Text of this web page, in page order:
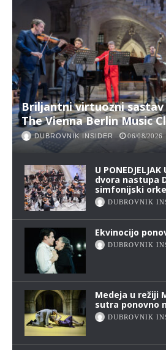
Briljantni virtuozni sastav
The Vienna Berlin Music
DUBROVNIK INSIDER 06/08/2026
U
dvora nastupa
simfonijski
DUBROVNIK
Ekvinocijo
DUBROVNIK
Medeja u režiji
sutra ponovno
DUBROVNIK